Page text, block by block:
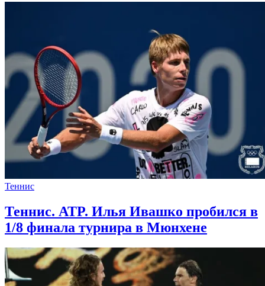
Теннис
Теннис. ATP. Илья Ивашко пробился в
1/8 финала турнира в Мюнхене